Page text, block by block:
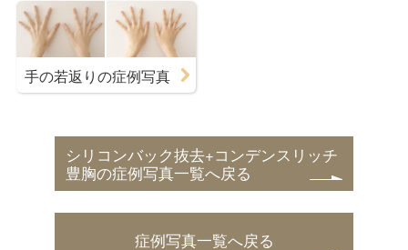
手の若返りの症例写真
シリコンバック抜去+コンデンスリッチ
豊胸の症例写真一覧へ戻る
症例写真一覧へ戻る